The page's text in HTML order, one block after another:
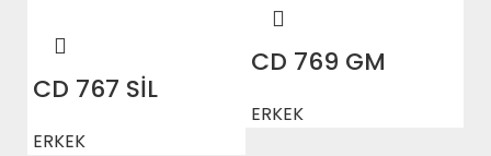
CD 767 SİL
ERKEK
CD 769 GM
ERKEK